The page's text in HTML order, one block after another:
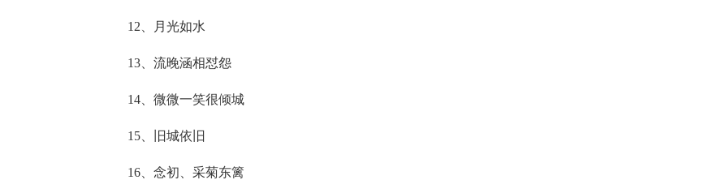
12、月光如水
13、流晚涵相怼怨
14、微微一笑很倾城
15、旧城依旧
16、念初、采菊东篱